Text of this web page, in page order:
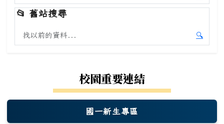
開始本
📂 舊站搜尋
搜尋舊站內容
🔍
開始舊
校園重要連結
國一新生專區
(另開新視窗)